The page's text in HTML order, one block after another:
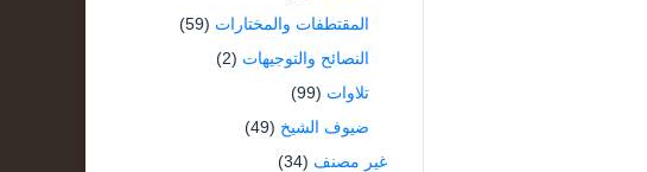
المقتطفات والمختارات (59)
النصائح والتوجيهات (2)
تلاوات (99)
ضيوف الشيخ (49)
غير مصنف (34)